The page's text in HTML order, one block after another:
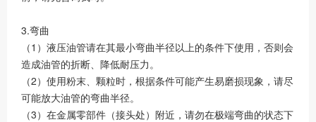
3.弯曲
（1）液压油管请在其最小弯曲半径以上的条件下使用，否则会
造成油管的折断、降低耐压力。
（2）使用粉末、颗粒时，根据条件可能产生易磨损现象，请尽
可能放大油管的弯曲半径。
（3）在金属零部件（接头处）附近，请勿在极端弯曲的状态下